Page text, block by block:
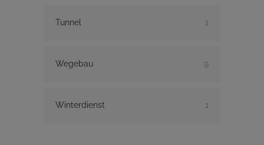
Tunnel 1
Wegebau 9
Winterdienst 1